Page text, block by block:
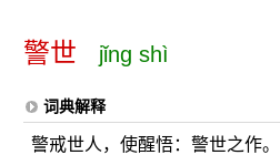
警世 jǐng shì
词典解释
警戒世人，使醒悟：警世之作。